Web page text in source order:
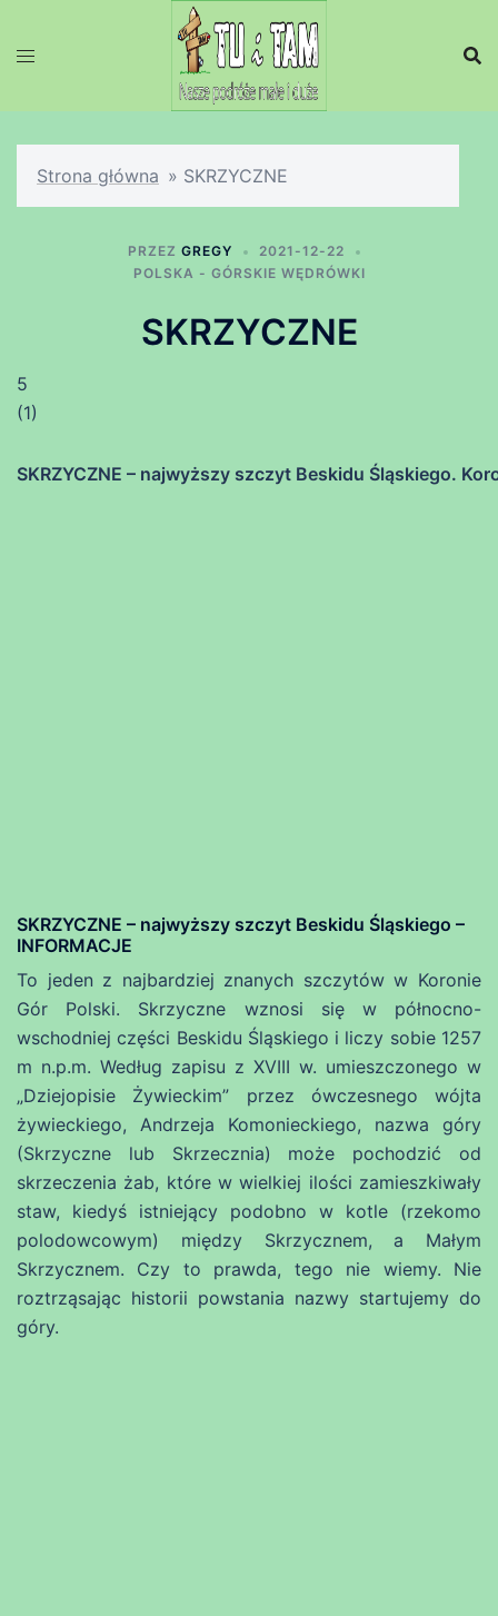
Strona główna » SKRZYCZNE
PRZEZ GREGY
2021-12-22
POLSKA - GÓRSKIE WĘDRÓWKI
SKRZYCZNE
5
(1)
SKRZYCZNE – najwyższy szczyt Beskidu Śląskiego.
SKRZYCZNE – najwyższy szczyt Beskidu Śląskiego –
INFORMACJE
To jeden z najbardziej znanych szczytów w Koronie
Gór Polski. Skrzyczne wznosi się w północno-
wschodniej części Beskidu Śląskiego i liczy sobie 1257
m n.p.m. Według zapisu z XVIII w. umieszczonego w
„Dziejopisie Żywieckim” przez ówczesnego wójta
żywieckiego, Andrzeja Komonieckiego, nazwa góry
(Skrzyczne lub Skrzecznia) może pochodzić od
skrzeczenia żab, które w wielkiej ilości zamieszkiwały
staw, kiedyś istniejący podobno w kotle (rzekomo
polodowcowym) między Skrzycznem, a Małym
Skrzycznem. Czy to prawda, tego nie wiemy. Nie
roztrząsając historii powstania nazwy startujemy do
góry.